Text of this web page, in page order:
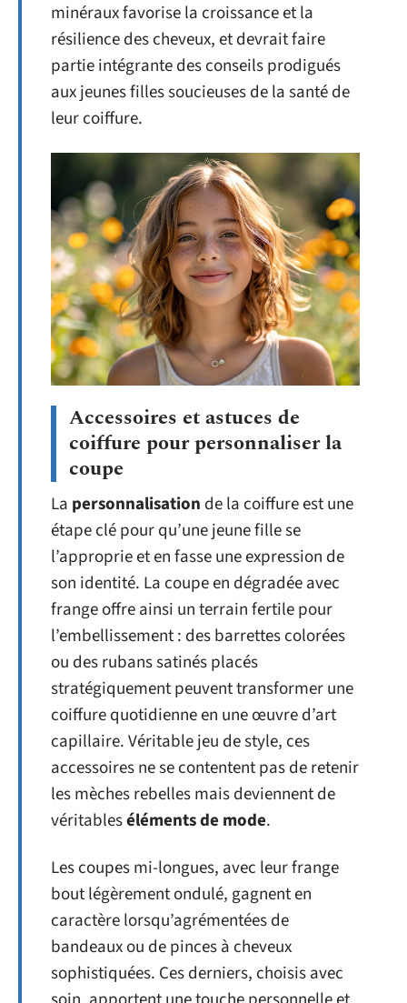
minéraux favorise la croissance et la
résilience des cheveux, et devrait faire
partie intégrante des conseils prodigués
aux jeunes filles soucieuses de la santé de
leur coiffure.
Accessoires et astuces de
coiffure pour personnaliser la
coupe
La personnalisation de la coiffure est une
étape clé pour qu’une jeune fille se
l’approprie et en fasse une expression de
son identité. La coupe en dégradée avec
frange offre ainsi un terrain fertile pour
l’embellissement : des barrettes colorées
ou des rubans satinés placés
stratégiquement peuvent transformer une
coiffure quotidienne en une œuvre d’art
capillaire. Véritable jeu de style, ces
accessoires ne se contentent pas de retenir
les mèches rebelles mais deviennent de
véritableséléments de mode.
Les coupes mi-longues, avec leur frange
bout légèrement ondulé, gagnent en
caractère lorsqu’agrémentées de
bandeaux ou de pinces à cheveux
sophistiquées. Ces derniers, choisis avec